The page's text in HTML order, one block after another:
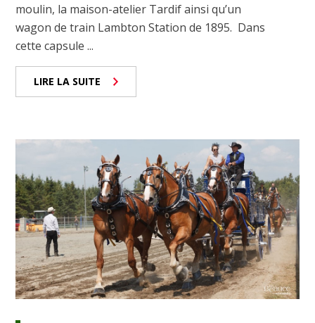
moulin, la maison-atelier Tardif ainsi qu’un
wagon de train Lambton Station de 1895. Dans
cette capsule ...
LIRE LA SUITE